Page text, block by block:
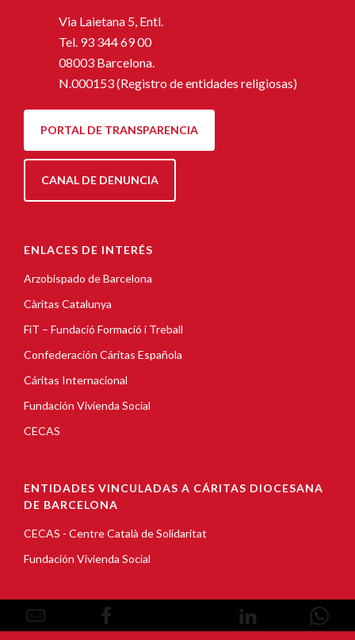
Via Laietana 5, Entl.
Tel. 93 344 69 00
08003 Barcelona.
N.000153 (Registro de entidades religiosas)
PORTAL DE TRANSPARENCIA
CANAL DE DENUNCIA
ENLACES DE INTERÉS
Arzobispado de Barcelona
Càritas Catalunya
FiT – Fundació Formació i Treball
Confederación Cáritas Española
Cáritas Internacional
Fundación Vivienda Social
CECAS
ENTIDADES VINCULADAS A CÁRITAS DIOCESANA
DE BARCELONA
CECAS - Centre Català de Solidaritat
Fundación Vivienda Social
© Copyright 2026, Càritas Barcelona |Aviso Legal|